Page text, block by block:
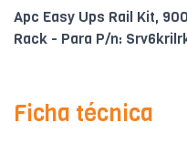
Apc Easy Ups Rail Kit,
Rack - Para P/n:
Ficha técnica